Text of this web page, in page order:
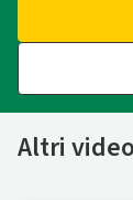
Altri